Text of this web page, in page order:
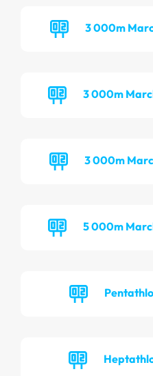
3 000m
3 000m
3 000m
5 000m